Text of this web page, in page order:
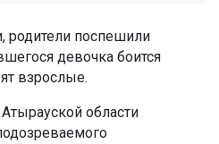
родители поспешили
девочка боится
взрослые.
области